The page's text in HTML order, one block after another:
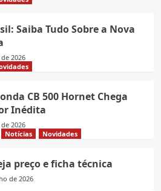
Saiba Tudo Sobre a Nova
2026
CB 500 Hornet Chega
Inédita
2026
Notícias Novidades
preço e ficha técnica
de 2026